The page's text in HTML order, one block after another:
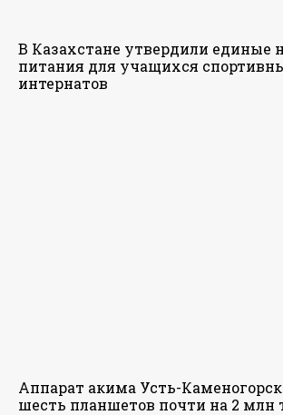
В Казахстане утвердили единые
питания для учащихся
интернатов
Аппарат акима Усть-
шесть планшетов почти на 2 млн